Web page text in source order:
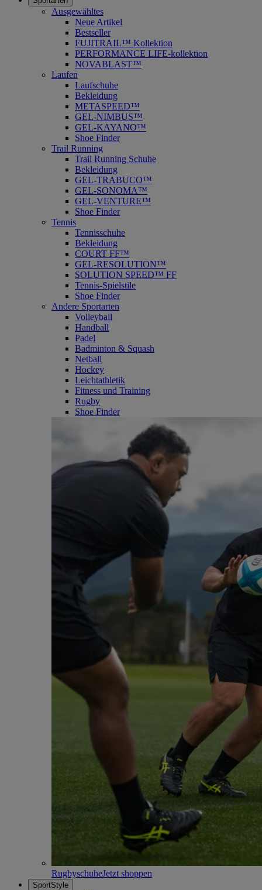
Ausgewähltes
Neue Artikel
Bestseller
FUJITRAIL™ Kollektion
PERFORMANCE LIFE-kollektion
NOVABLAST™
Laufen
Laufschuhe
Bekleidung
METASPEED™
GEL-NIMBUS™
GEL-KAYANO™
Shoe Finder
Trail Running
Trail Running Schuhe
Bekleidung
GEL-TRABUCO™
GEL-SONOMA™
GEL-VENTURE™
Shoe Finder
Tennis
Tennisschuhe
Bekleidung
COURT FF™
GEL-RESOLUTION™
SOLUTION SPEED™ FF
Tennis-Spielstile
Shoe Finder
Andere Sportarten
Volleyball
Handball
Padel
Badminton & Squash
Netball
Hockey
Leichtathletik
Fitness und Training
Rugby
Shoe Finder
RugbyschuheJetzt shoppen
SportStyle